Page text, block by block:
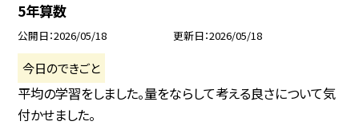
5年算数
公開日 2026/05/18 更新日 2026/05/18
今日のできごと
平均の学習をしました。量をならして考える良さについて気
付かせました。